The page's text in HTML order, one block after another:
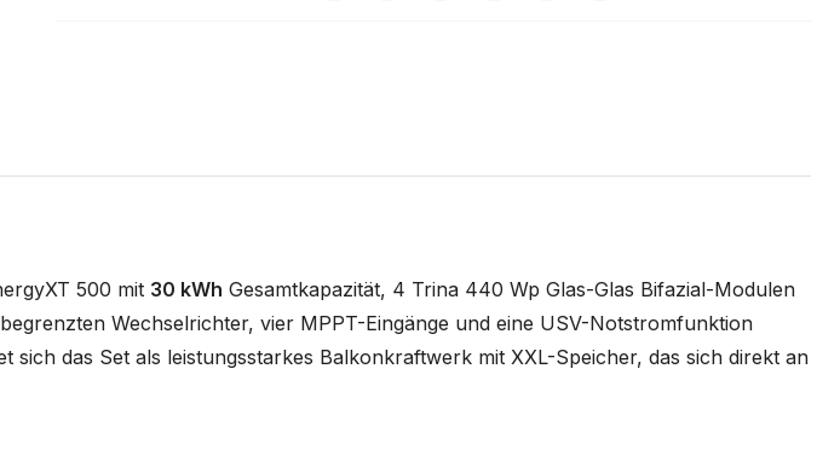
500 mit 30 kWh Gesamtkapazität, 4 Trina 440 Wp Glas-Glas Bifazial-Modulen
begrenzten Wechselrichter, vier MPPT-Eingänge und eine USV-Notstromfunktion
das Set als leistungsstarkes Balkonkraftwerk mit XXL-Speicher, das sich direkt an